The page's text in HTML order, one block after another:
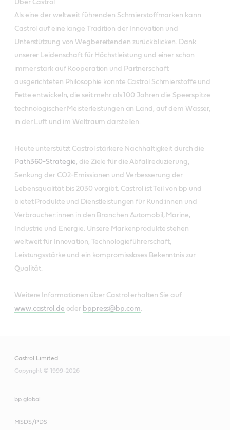
Über Castrol
Als eine der weltweit führenden Schmierstoffmarken kann
Castrol auf eine lange Tradition der Innovation und
Unterstützung von Wegbereitenden zurückblicken. Dank
unserer Leidenschaft für Höchstleistung und einer schon
immer stark auf Kooperation und Partnerschaft
ausgerichteten Philosophie konnte Castrol Schmierstoffe und
Fette entwickeln, die seit mehr als 100 Jahren die Speerspitze
technologischer Meisterleistungen an Land, auf dem Wasser,
in der Luft und im Weltraum darstellen.
Heute unterstützt Castrol stärkere Nachhaltigkeit durch die
Path360-Strategie, die Ziele für die Abfallreduzierung,
Senkung der CO2-Emissionen und Verbesserung der
Lebensqualität bis 2030 vorgibt. Castrol ist Teil von bp und
bietet Produkte und Dienstleistungen für Kund:innen und
Verbraucher:innen in den Branchen Automobil, Marine,
Industrie und Energie. Unsere Markenprodukte stehen
weltweit für Innovation, Technologieführerschaft,
Leistungsstärke und ein kompromissloses Bekenntnis zur
Qualität.
Weitere Informationen über Castrol erhalten Sie auf
www.castrol.de oder bppress@bp.com
Castrol Limited
Copyright © 1999-2026
bp global
MSDS/PDS